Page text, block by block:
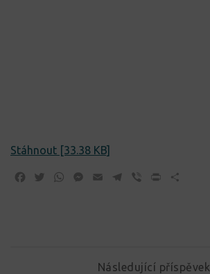
Stáhnout [33.38 KB]
Facebook
TwitterWhatsApp
Messenger
Email Telegram
Viber Print
Následující příspěvek